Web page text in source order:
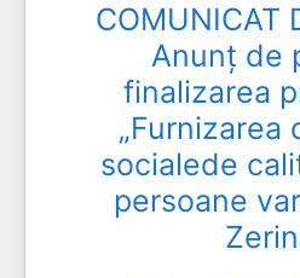
COMUNICAT
Anunț de
finalizarea
„Furnizarea
socialede
persoane